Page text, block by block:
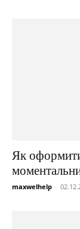
Як
maxwelhelp -